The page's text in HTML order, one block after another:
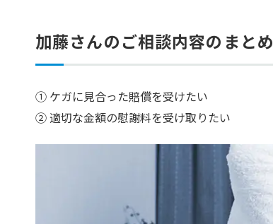
加藤さんのご相談内容のまとめ
ケガに見合った賠償を受けたい
適切な金額の慰謝料を受け取りたい